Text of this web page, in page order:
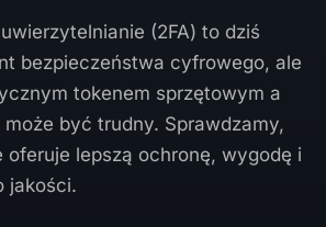
(2FA) to dziś
bezpieczeństwa cyfrowego, ale
tokenem sprzętowym a
być trudny. Sprawdzamy,
oferuje lepszą ochronę, wygodę i
jakości.